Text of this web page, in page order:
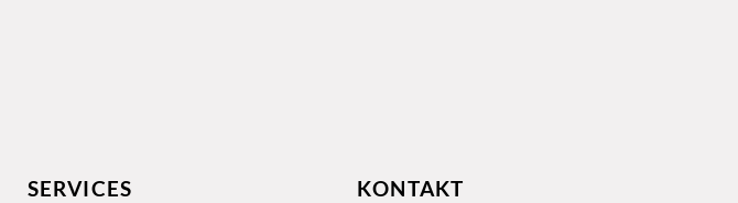
SERVICES KONTAKT